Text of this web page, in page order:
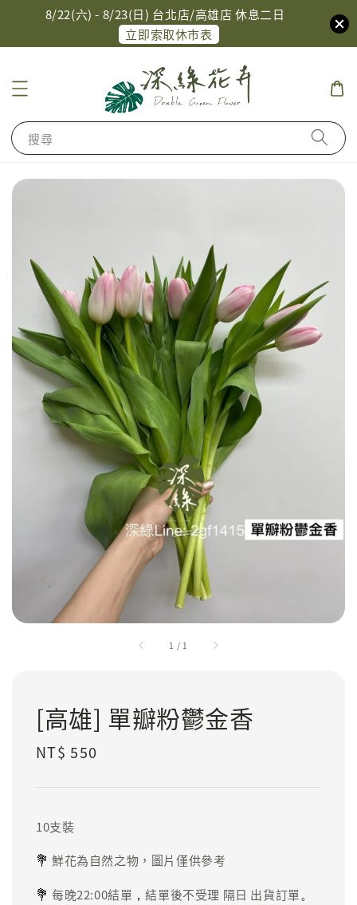
8/22(六) - 8/23(日) 台北店/高雄店 休息二日
立即索取休市表
搜尋
1 / 1
[高雄] 單瓣粉鬱金香
Regular
NT$ 550
10支裝
💐 鮮花為自然之物，圖片僅供參考
💐 每晚22:00結單 ，結單後不受理 隔日 出貨訂單。